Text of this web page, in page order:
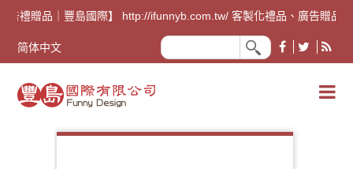
告禮贈品｜豐島國際】 http://ifunnyb.com.tw/ 客製化禮品、廣告贈品
简体中文